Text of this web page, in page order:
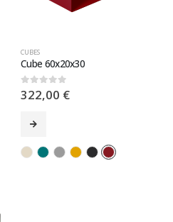
CUBES
Cube 60x20x30
0sur 5
322,00 €